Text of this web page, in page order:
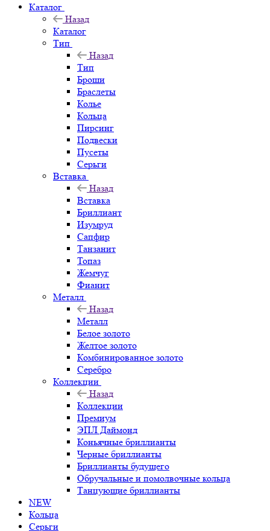
Каталог
Назад
Каталог
Тип
Назад
Тип
Броши
Браслеты
Колье
Кольца
Пирсинг
Подвески
Пусеты
Серьги
Вставка
Назад
Вставка
Бриллиант
Изумруд
Сапфир
Танзанит
Топаз
Жемчуг
Фианит
Металл
Назад
Металл
Белое золото
Желтое золото
Комбинированное золото
Серебро
Коллекции
Назад
Коллекции
Премиум
ЭПЛ Даймонд
Коньячные бриллианты
Черные бриллианты
Бриллианты будущего
Обручальные и помолвочные кольца
Танцующие бриллианты
NEW
Кольца
Серьги